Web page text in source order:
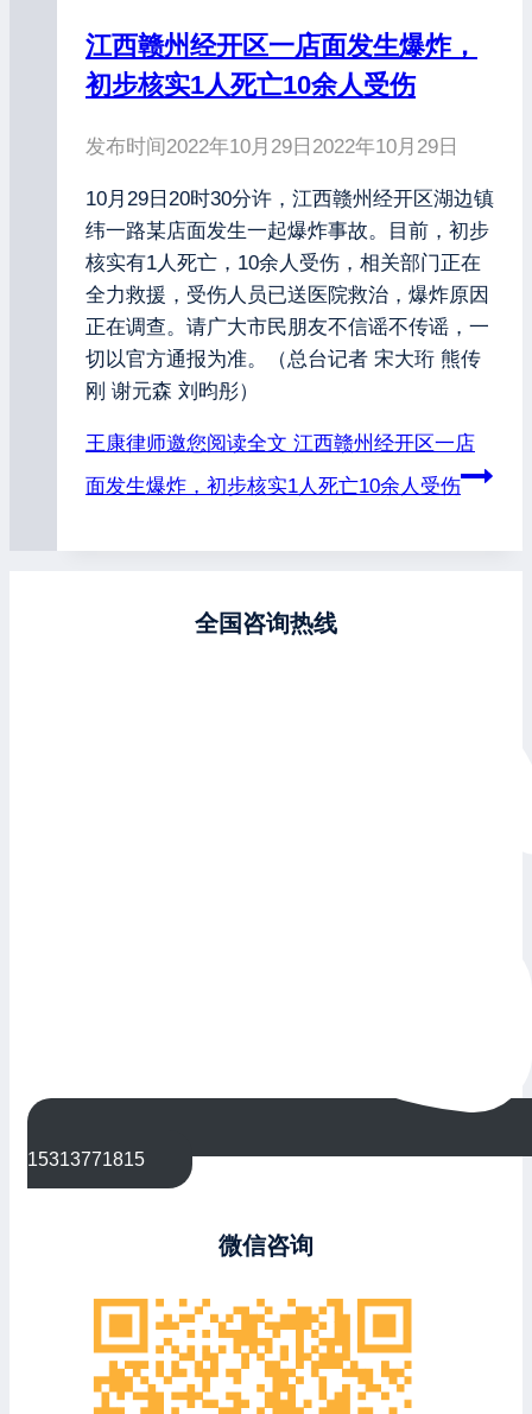
江西赣州经开区一店面发生爆炸，
初步核实1人死亡10余人受伤
发布时间2022年10月29日 2022年10月29日
10月29日20时30分许，江西赣州经开区湖边镇
纬一路某店面发生一起爆炸事故。目前，初步
核实有1人死亡，10余人受伤，相关部门正在
全力救援，受伤人员已送医院救治，爆炸原因
正在调查。请广大市民朋友不信谣不传谣，一
切以官方通报为准。（总台记者 宋大珩 熊传
刚 谢元森 刘昀彤）
王康律师邀您阅读全文 江西赣州经开区一店
面发生爆炸，初步核实1人死亡10余人受伤
全国咨询热线
15313771815
微信咨询